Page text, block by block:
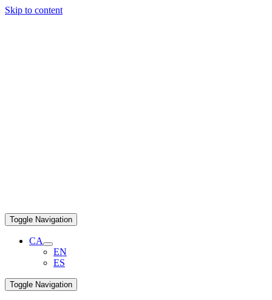
Skip to content
Toggle Navigation
CA
EN
ES
Toggle Navigation